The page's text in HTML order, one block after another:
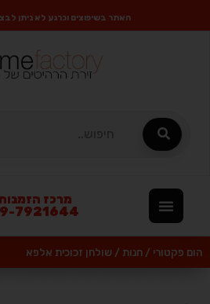
האתר בשיפוצים וכרגע לא ניתן
מרכז
7921644
הום פקטורי / חנות / שולחן זכוכית אלפא